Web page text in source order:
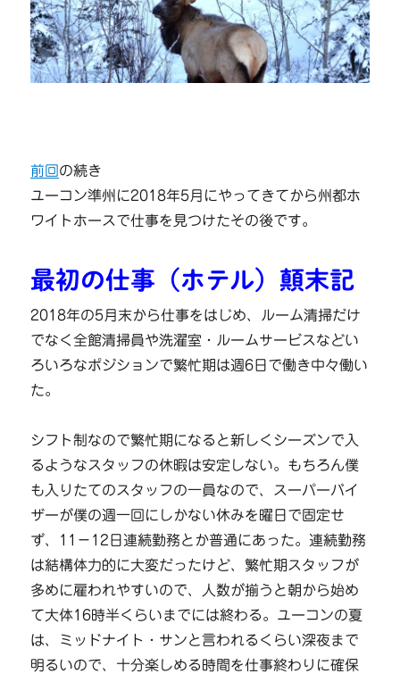
前回の続き
ユーコン準州に2018年5月にやってきてから州都ホ
ワイトホースで仕事を見つけたその後です。
最初の仕事（ホテル）顛末記
2018年の5月末から仕事をはじめ、ルーム清掃だけ
でなく全館清掃員や洗濯室・ルームサービスなどい
ろいろなポジションで繁忙期は週6日で働き中々働い
た。
シフト制なので繁忙期になると新しくシーズンで入
るようなスタッフの休暇は安定しない。もちろん僕
も入りたてのスタッフの一員なので、スーパーバイ
ザーが僕の週一回にしかない休みを曜日で固定せ
ず、11−12日連続勤務とか普通にあった。連続勤務
は結構体力的に大変だったけど、繁忙期スタッフが
多めに雇われやすいので、人数が揃うと朝から始め
て大体16時半くらいまでには終わる。ユーコンの夏
は、ミッドナイト・サンと言われるくらい深夜まで
明るいので、十分楽しめる時間を仕事終わりに確保